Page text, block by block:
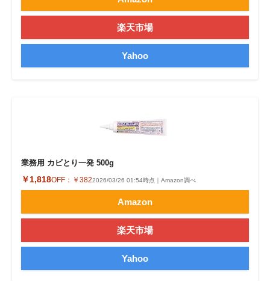
楽天市場
Yahoo
業務用 カビとり一発 500g
￥1,818OFF： ￥3822026/03/26 01:54時点｜Amazon調べ
Amazon
楽天市場
Yahoo